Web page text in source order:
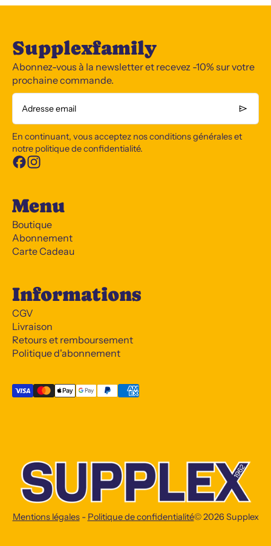
Supplexfamily
Abonnez-vous à la newsletter et recevez -10% sur votre
prochaine commande.
Adresse email
En continuant, vous acceptez nos conditions générales et
notre politique de confidentialité.
Menu
Boutique
Abonnement
Carte Cadeau
Informations
CGV
Livraison
Retours et remboursement
Politique d'abonnement
Mentions légales- Politique de confidentialité© 2026 Supplex